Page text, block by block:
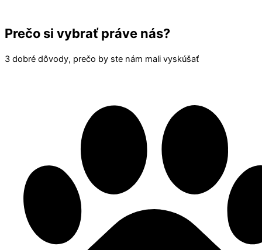
Prečo si vybrať práve nás?
3 dobré dôvody, prečo by ste nám mali vyskúšať